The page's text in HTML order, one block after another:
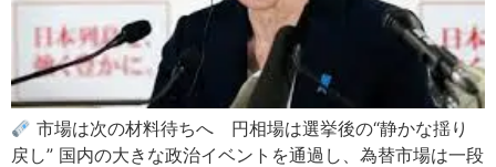
市場は次の材料待ちへ 円相場は選挙後の“静かな揺り
戻し” 国内の大きな政治イベントを通過し、為替市場は一段